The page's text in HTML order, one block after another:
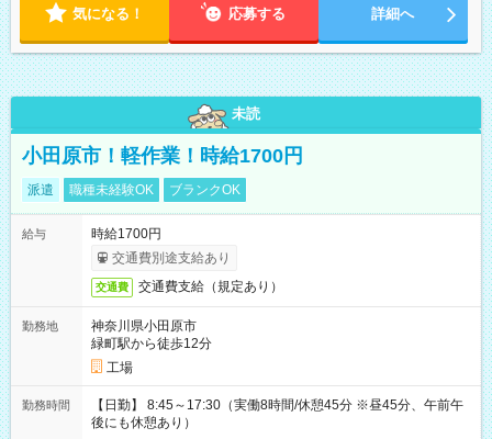
気になる！ 応募する 詳細へ
未読
小田原市！軽作業！時給1700円
派遣 職種未経験OK ブランクOK
給与
時給1700円
交通費別途支給あり
交通費 交通費支給（規定あり）
勤務地
神奈川県小田原市
緑町駅から徒歩12分
工場
勤務時間
【日勤】 8:45～17:30（実働8時間/休憩45分 ※昼45分、午前午
後にも休憩あり）